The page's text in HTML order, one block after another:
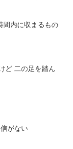
間内に収まるもの
ど 二の足を踏ん
がない